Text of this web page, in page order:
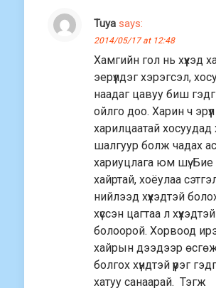
Tuya says:
2014/05/17 at 12:48
Хамгийн гол нь хүүхэд
эерүүлдэг хэрэгсэл,
наадаг цавуу биш
ойлго доо. Харин ч
харилцаатай хосуудад
шалгуур болж чадах
хариуцлага юм шүү.
хайртай, хоёулаа
нийлээд хүүхэдтэй
хүссэн цагтаа л хүүхэдтэй
болоорой. Хорвоод
хайрын дээдээр өсгөж
болгох хүндтэй үүрэг
хатуу санаарай. Тэгж